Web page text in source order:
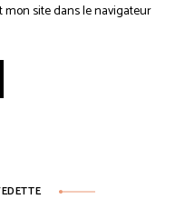
site dans le navigateur